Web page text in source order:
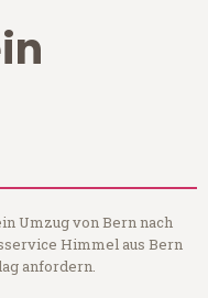
Umzug von Bern nach
Himmel aus Bern
anfordern.